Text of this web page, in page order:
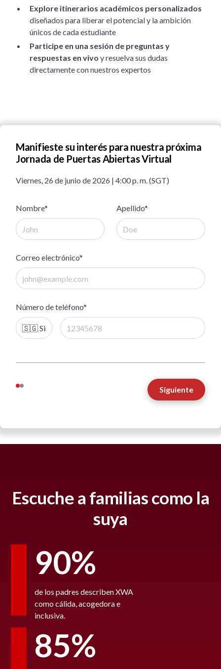
Explore itinerarios académicos personalizados
diseñados para liberar el potencial y la ambición
únicos de cada estudiante
Participe en una sesión de preguntas y
respuestas en vivo y resuelva sus dudas
directamente con nuestros expertos
Manifieste su interés para nuestra próxima
Jornada de Puertas Abiertas Virtual
Viernes, 26 de junio de 2026 | 4:00 p. m. (SGT)
Nombre* Apellido*
Correo electrónico*
Número de teléfono*
Siguiente
Escuche a familias como la
suya
90%
de los padres describen XWA
como cálida, acogedora e
inclusiva.
85%